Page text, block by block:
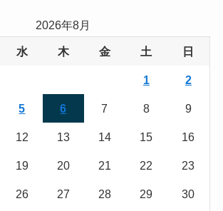
2026年8月
水 木 金 土 日
1 2
5 6 7 8 9
12 13 14 15 16
19 20 21 22 23
26 27 28 29 30